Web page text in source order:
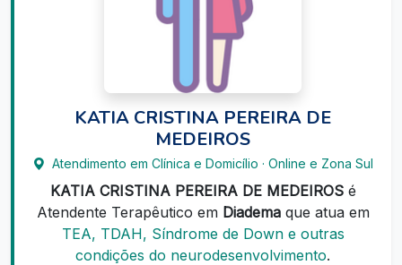
KATIA CRISTINA PEREIRA DE
MEDEIROS
Atendimento em Clínica e Domicílio · Online e Zona Sul
KATIA CRISTINA PEREIRA DE MEDEIROSé
Atendente Terapêutico em Diademaque atua em
TEA, TDAH, Síndrome de Down e outras
condições do neurodesenvolvimento.